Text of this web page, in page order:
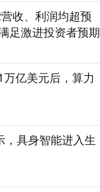
收、利润均超预
足激进投资者预期
亿美元后，算力
，具身智能进入生